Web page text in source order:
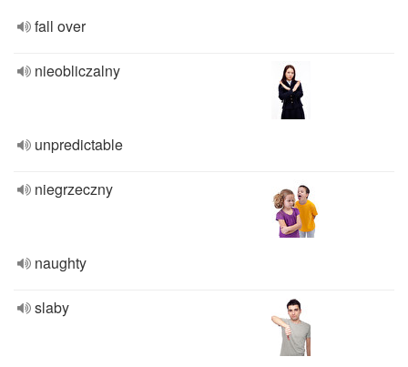
fall over
nieobliczalny
unpredictable
niegrzeczny
naughty
slaby